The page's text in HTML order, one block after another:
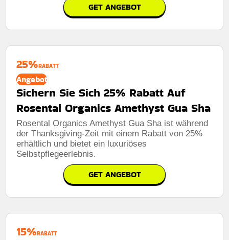
GET ANGEBOT
25%RABATT
Angebot
Sichern Sie Sich 25% Rabatt Auf
Rosental Organics Amethyst Gua Sha
Rosental Organics Amethyst Gua Sha ist während
der Thanksgiving-Zeit mit einem Rabatt von 25%
erhältlich und bietet ein luxuriöses
Selbstpflegeerlebnis.
GET ANGEBOT
15%RABATT